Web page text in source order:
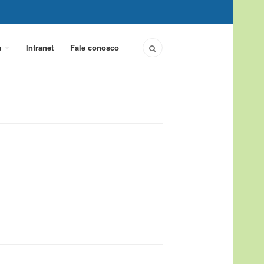
Intranet Fale conosco